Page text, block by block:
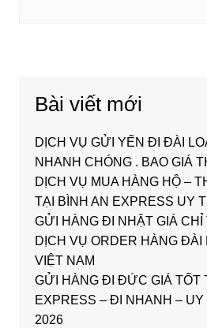
Bài viết mới
DỊCH VỤ GỬI YẾN ĐI ĐÀI
NHANH CHÓNG . BAO GIÁ
DỊCH VỤ MUA HÀNG HỘ –
TẠI BÌNH AN EXPRESS UY
GỬI HÀNG ĐI NHẬT GIÁ CHỈ
DỊCH VỤ ORDER HÀNG ĐÀI
VIỆT NAM
GỬI HÀNG ĐI ĐỨC GIÁ TỐT
EXPRESS – ĐI NHANH – UY
2026